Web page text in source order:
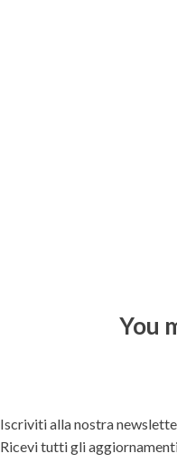
You
Iscriviti alla nostra
Ricevi tutti gli